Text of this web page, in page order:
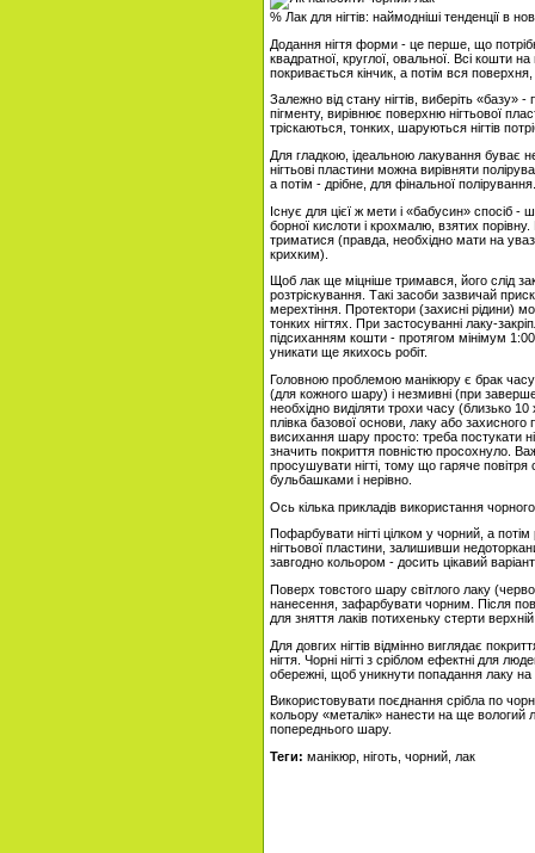
% Лак для нігтів: наймодніші тенденції в
Додання нігтя форми - це перше, що
квадратної, круглої, овальної. Всі кошти
покривається кінчик, а потім вся
Залежно від стану нігтів, виберіть «базу»
пігменту, вирівнює поверхню нігтьової
тріскаються, тонких, шаруються нігтів
Для гладкою, ідеальною лакування буває
нігтьові пластини можна вирівняти
а потім - дрібне, для фінальної полірування.
Існує для цієї ж мети і «бабусин» спосіб
борної кислоти і крохмалю, взятих
триматися (правда, необхідно мати на
крихким).
Щоб лак ще міцніше тримався, його слід
розтріскування. Такі засоби зазвичай
мерехтіння. Протектори (захисні рідини)
тонких нігтях. При застосуванні лаку-
підсиханням кошти - протягом мінімум
уникати ще якихось робіт.
Головною проблемою манікюру є брак
(для кожного шару) і незмивні (при
необхідно виділяти трохи часу (близько
плівка базової основи, лаку або
висихання шару просто: треба постукати
значить покриття повністю просохнуло.
просушувати нігті, тому що гаряче
бульбашками і нерівно.
Ось кілька прикладів використання чорного
Пофарбувати нігті цілком у чорний, а
нігтьової пластини, залишивши
завгодно кольором - досить цікавий
Поверх товстого шару світлого лаку
нанесення, зафарбувати чорним. Після
для зняття лаків потихеньку стерти
Для довгих нігтів відмінно виглядає
нігтя. Чорні нігті з сріблом ефектні для
обережні, щоб уникнути попадання лаку на
Використовувати поєднання срібла по
кольору «металік» нанести на ще вологий
попереднього шару.
Теги: манікюр, ніготь, чорний, лак